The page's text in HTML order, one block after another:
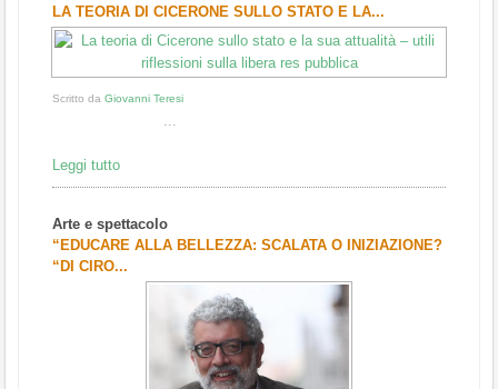
LA TEORIA DI CICERONE SULLO STATO E LA...
Scritto da Giovanni Teresi
...
Leggi tutto
Arte e spettacolo
“EDUCARE ALLA BELLEZZA: SCALATA O INIZIAZIONE?
“DI CIRO...